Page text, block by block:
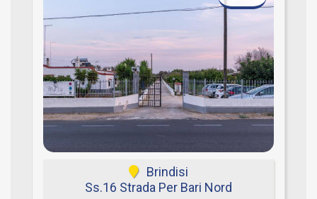
Brindisi
Ss.16 Strada Per Bari Nord